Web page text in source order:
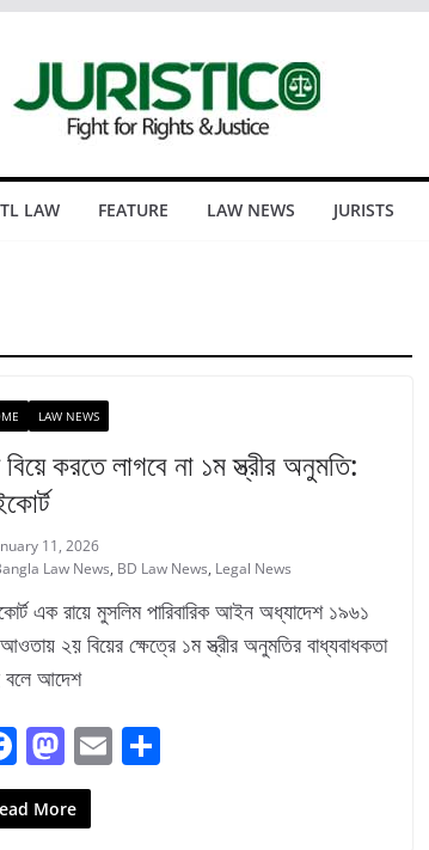
LAW FEATURE LAW NEWS JURISTS
LAW NEWS
করতে লাগবে না ১ম স্ত্রীর অনুমতি:
11, 2026
Law News, BD Law News, Legal News
এক রায়ে মুসলিম পারিবারিক আইন অধ্যাদেশ ১৯৬১
২য় বিয়ের ক্ষেত্রে ১ম স্ত্রীর অনুমতির বাধ্যবাধকতা
বলে আদেশ
F
a
c
M
a
st
E
More